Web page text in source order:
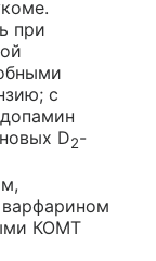
при
с
D2-
КОМТ